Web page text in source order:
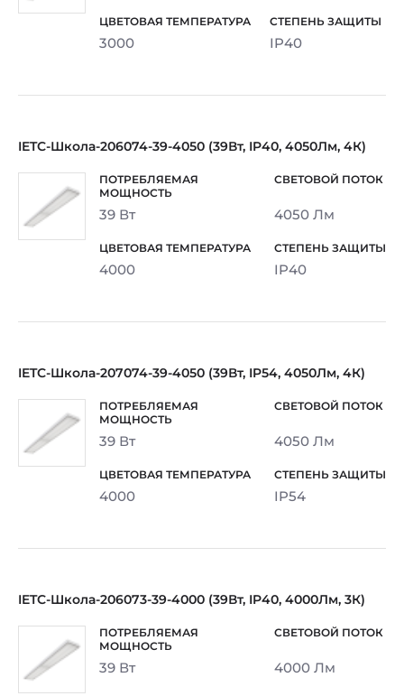
3000 IP40
IETC-Школа-206074-39-4050 (39Вт, IP40, 4050Лм, 4К)
39 Вт 4050 Лм
4000 IP40
IETC-Школа-207074-39-4050 (39Вт, IP54, 4050Лм, 4К)
39 Вт 4050 Лм
4000 IP54
IETC-Школа-206073-39-4000 (39Вт, IP40, 4000Лм, 3К)
39 Вт 4000 Лм